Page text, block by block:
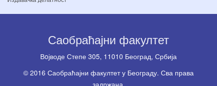
Саобраћајни факултет
Вoјводе Степе 305, 11010 Београд, Србија
© 2016 Саобраћајни факултет у Београду. Сва права
задржана.